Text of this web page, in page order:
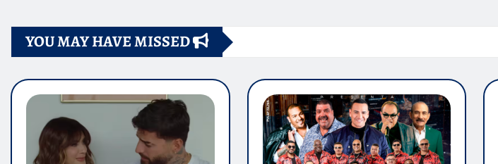
YOU MAY HAVE MISSED